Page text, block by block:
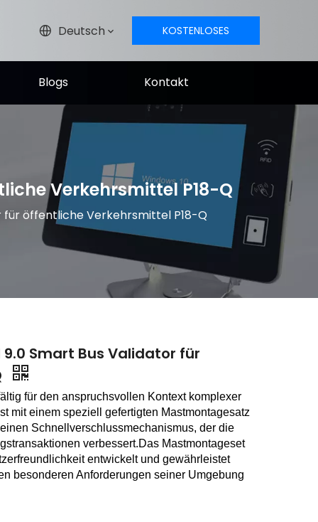
Deutsch
KOSTENLOSES
ANGEBOT
Blogs Kontakt
Verkehrsmittel P18-Q
für öffentliche Verkehrsmittel P18-Q
Smart Bus Validator für
für den anspruchsvollen Kontext komplexer
mit einem speziell gefertigten Mastmontagesatz
Schnellverschlussmechanismus, der die
verbessert.Das Mastmontageset
entwickelt und gewährleistet
besonderen Anforderungen seiner Umgebung